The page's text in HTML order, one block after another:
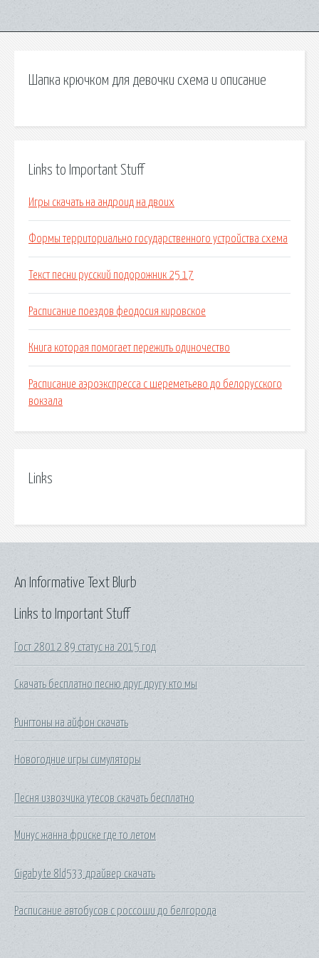
Шапка крючком для девочки схема и описание
Links to Important Stuff
Игры скачать на андроид на двоих
Формы территориально государственного устройства схема
Текст песни русский подорожник 25 17
Расписание поездов феодосия кировское
Книга которая помогает пережить одиночество
Расписание аэроэкспресса с шереметьево до белорусского
вокзала
Links
Links to Important Stuff
Гост 28012 89 статус на 2015 год
Скачать бесплатно песню друг другу кто мы
Рингтоны на айфон скачать
Новогодние игры симуляторы
Песня извозчика утесов скачать бесплатно
Минус жанна фриске где то летом
Gigabyte 8ld533 драйвер скачать
Расписание автобусов с россоши до белгорода
An Informative Text Blurb